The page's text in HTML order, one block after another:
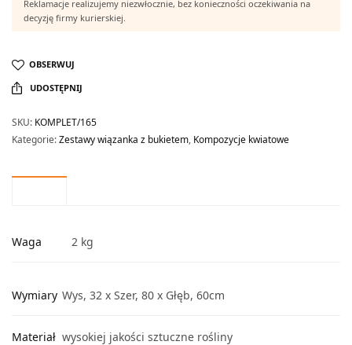
Reklamacje realizujemy niezwłocznie, bez konieczności oczekiwania na
decyzję firmy kurierskiej.
OBSERWUJ
UDOSTĘPNIJ
SKU: KOMPLET/165
Kategorie:Zestawy wiązanka z bukietem, Kompozycje kwiatowe
Waga 2 kg
Wymiary Wys, 32 x Szer, 80 x Głęb, 60cm
Materiał wysokiej jakości sztuczne rośliny